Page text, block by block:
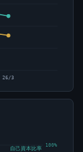
26/3
100%
自己資本比率